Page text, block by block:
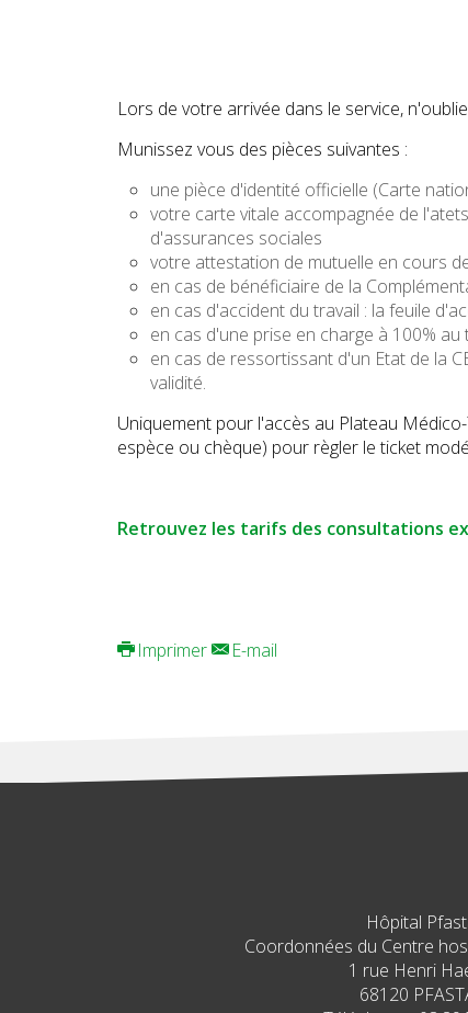
Lors de votre arrivée dans le service,
Munissez vous des pièces suivantes :
une pièce d'identité officielle (Carte
votre carte vitale accompagnée de
d'assurances sociales
votre attestation de mutuelle en cours
en cas de bénéficiaire de la
en cas d'accident du travail : la feuile
en cas d'une prise en charge à 100%
en cas de ressortissant d'un Etat de la
validité.
Uniquement pour l'accès au Plateau
espèce ou chèque) pour règler le ticket
Retrouvez les tarifs des consultations
Imprimer E-mail
Hôpital
Coordonnées du Centre
1 rue Henri
68120